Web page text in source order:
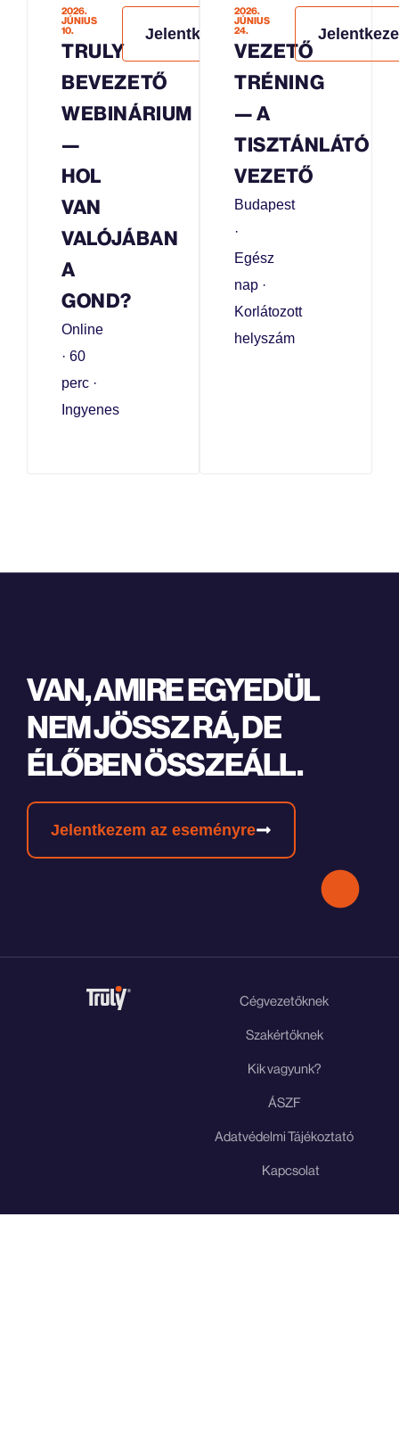
2026.
JÚNIUS
10.
TRULY
BEVEZETŐ
WEBINÁRIUM
—
HOL
VAN
VALÓJÁBAN
A
GOND?
Online
· 60
perc ·
Ingyenes
Jelentkezem
2026.
JÚNIUS
24.
VEZETŐ
TRÉNING
— A
TISZTÁNLÁTÓ
VEZETŐ
Budapest
·
Egész
nap ·
Korlátozott
helyszám
VAN, AMIRE EGYEDÜL
NEM JÖSSZ RÁ, DE
ÉLŐBEN ÖSSZEÁLL.
Jelentkezem az eseményre
Cégvezetőknek
Szakértőknek
Kik vagyunk?
ÁSZF
Adatvédelmi Tájékoztató
Kapcsolat